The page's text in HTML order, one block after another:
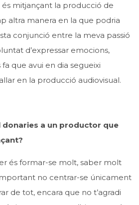
mitjançant la producció de
altra manera en la que podria
conjunció entre la meva passió
d’expressar emocions,
que avui en dia segueixi
en la producció audiovisual.
donaries a un productor que
és formar-se molt, saber molt
no centrar-se únicament
de tot, encara que no t’agradi